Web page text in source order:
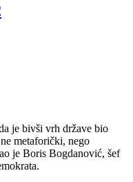
je bivši vrh države bio
metaforički, nego
je Boris Bogdanović, šef